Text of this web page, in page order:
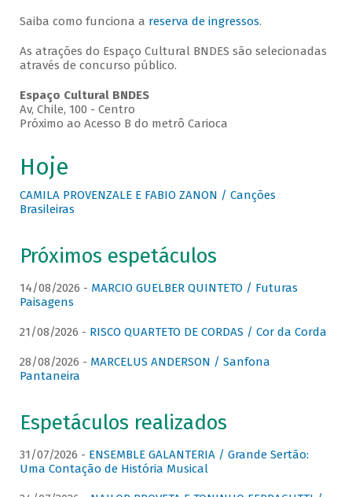
Saiba como funciona a reserva de ingressos.
As atrações do Espaço Cultural BNDES são selecionadas
através de concurso público.
Espaço Cultural BNDES
Av, Chile, 100 - Centro
Próximo ao Acesso B do metrô Carioca
Hoje
CAMILA PROVENZALE E FABIO ZANON / Canções
Brasileiras
Próximos espetáculos
14/08/2026 - MARCIO GUELBER QUINTETO / Futuras
Paisagens
21/08/2026 - RISCO QUARTETO DE CORDAS / Cor da Corda
28/08/2026 - MARCELUS ANDERSON / Sanfona
Pantaneira
Espetáculos realizados
31/07/2026 - ENSEMBLE GALANTERIA / Grande Sertão:
Uma Contação de História Musical